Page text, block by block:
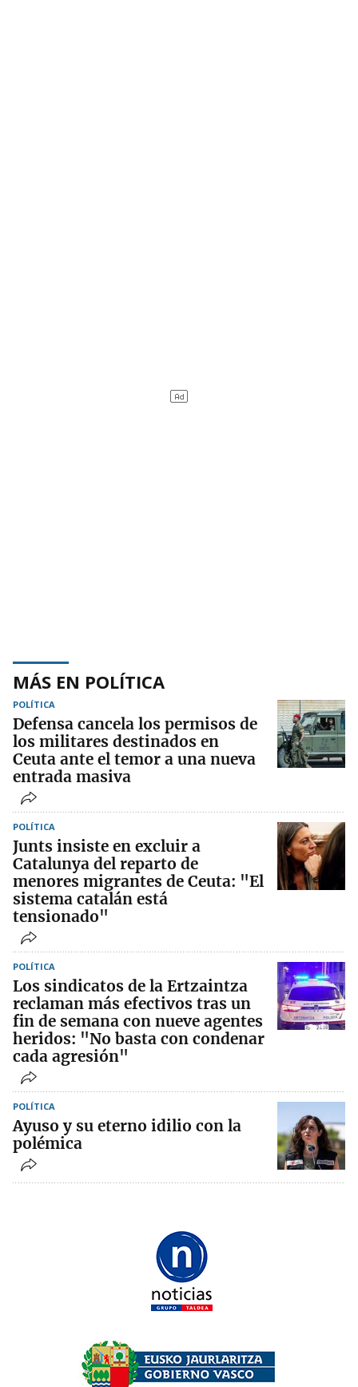
MÁS EN POLÍTICA
POLÍTICA
Defensa cancela los permisos de
los militares destinados en
Ceuta ante el temor a una nueva
entrada masiva
POLÍTICA
Junts insiste en excluir a
Catalunya del reparto de
menores migrantes de Ceuta: "El
sistema catalán está
tensionado"
POLÍTICA
Los sindicatos de la Ertzaintza
reclaman más efectivos tras un
fin de semana con nueve agentes
heridos: "No basta con condenar
cada agresión"
POLÍTICA
Ayuso y su eterno idilio con la
polémica